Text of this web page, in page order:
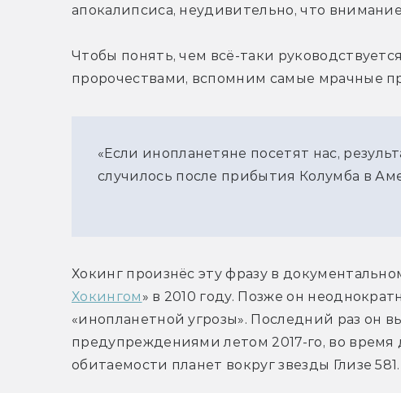
апокалипсиса, неудивительно, что
Чтобы понять, чем всё-таки
пророчествами, вспомним самые мрачные
«Если инопланетяне посетят нас,
случилось после прибытия Колумба в
Хокинг произнёс эту фразу в
Хокингом » в 2010 году. Позже он
«инопланетной угрозы». Последний раз он
предупреждениями летом 2017-го, во
обитаемости планет вокруг звезды Глизе 581.